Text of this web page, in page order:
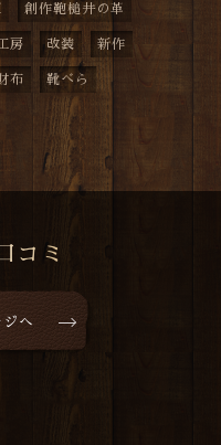
創作鞄槌井の革
房 改装 新作
布 靴べら
コミ
へ